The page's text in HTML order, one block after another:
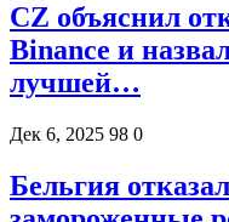
CZ объяснил
Binance и
лучшей…
Дек 6, 2025 98 0
Бельгия